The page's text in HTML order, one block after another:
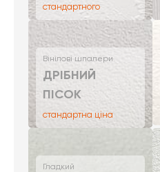
стандартного
Вінілові шпалери
ДРІБНИЙ
ПІСОК
стандартна ціна
Гладкий